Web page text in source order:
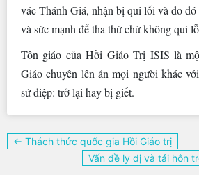
vác Thánh Giá, nhận bị qui lỗi và do
và sức mạnh để tha thứ chứ không qui
Tôn giáo của Hồi Giáo Trị ISIS là
Giáo chuyên lên án mọi người khác
sứ điệp: trở lại hay bị giết.
Điều
← Thách thức quốc gia Hồi Giáo trị
Vấn đề ly dị và tái hôn